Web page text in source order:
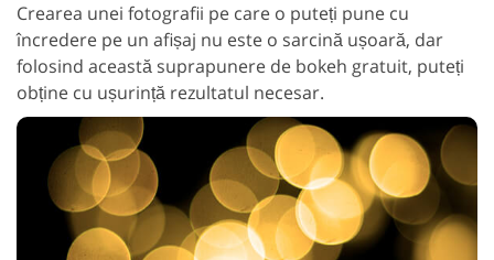
Crearea unei fotografii pe care o puteți pune cu
încredere pe un afișaj nu este o sarcină ușoară, dar
folosind această suprapunere de bokeh gratuit, puteți
obține cu ușurință rezultatul necesar.